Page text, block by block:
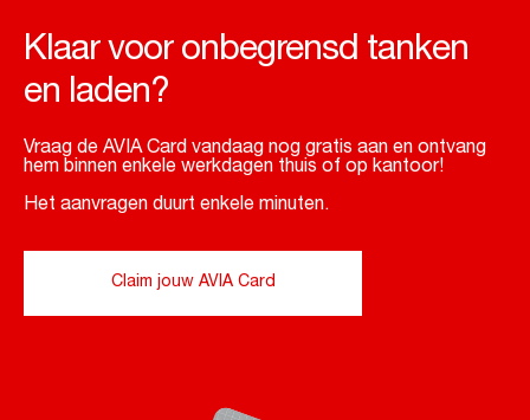
Klaar voor onbegrensd tanken
en laden?
Vraag de AVIA Card vandaag nog gratis aan en ontvang
hem binnen enkele werkdagen thuis of op kantoor!
Het aanvragen duurt enkele minuten.
Claim jouw AVIA Card